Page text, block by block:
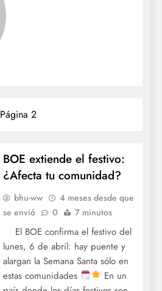
Página 2
BOE extiende el festivo:
¿Afecta tu comunidad?
bhu-ww
4 meses desde que
se envió
0 7 minutos
El BOE confirma el festivo del
lunes, 6 de abril: hay puente y
alargan la Semana Santa sólo en
estas comunidades
En un